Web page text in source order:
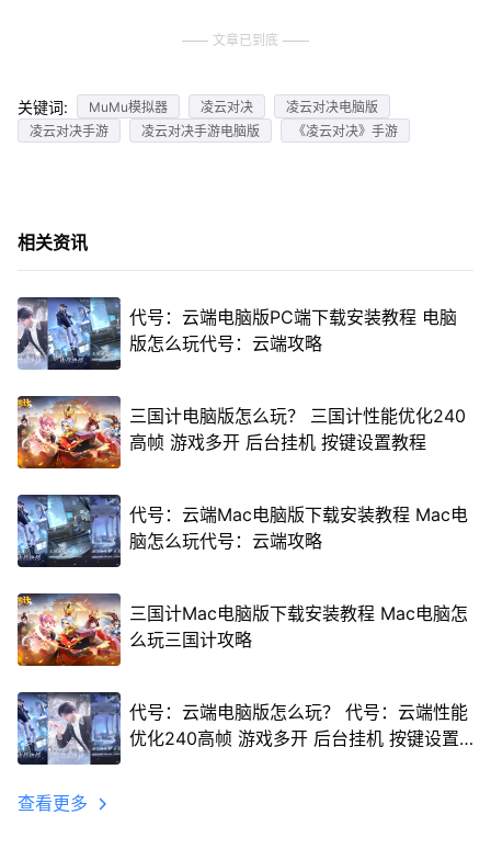
文章已到底
关键词: MuMu模拟器 凌云对决
凌云对决电脑版
凌云对决手游
凌云对决手游电脑版 《凌云对决》手游
相关资讯
代号：云端电脑版PC端下载安装教程 电脑
版怎么玩代号：云端攻略
三国计电脑版怎么玩？ 三国计性能优化240
高帧 游戏多开 后台挂机 按键设置教程
代号：云端Mac电脑版下载安装教程 Mac电
脑怎么玩代号：云端攻略
三国计Mac电脑版下载安装教程 Mac电脑怎
么玩三国计攻略
代号：云端电脑版怎么玩？ 代号：云端性能
优化240高帧 游戏多开 后台挂机 按键设置
查看更多